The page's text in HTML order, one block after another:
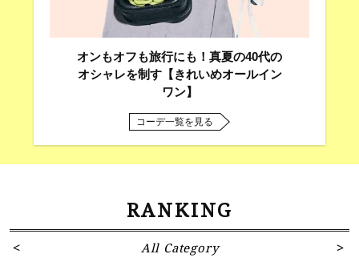
オンもオフも旅行にも！真夏の40代の
オシャレを制す【きれいめオールイン
ワン】
コーデ一覧を見る
RANKING
All Category